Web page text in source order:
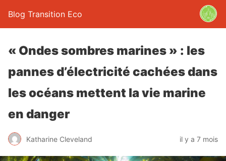
Blog Transition Eco
« Ondes sombres marines » : les
pannes d’électricité cachées dans
les océans mettent la vie marine
en danger
Katharine Cleveland il y a 7 mois